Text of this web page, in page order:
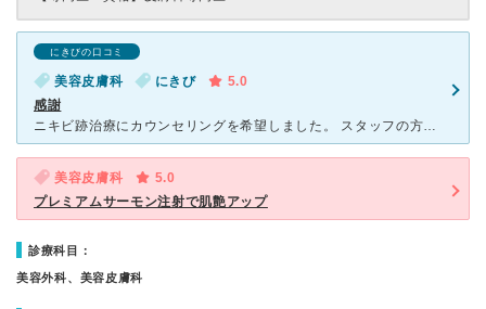
にきびの口コミ
美容皮膚科 にきび
5.0
感謝
ニキビ跡治療にカウンセリングを希望しました。 スタッフの方も丁寧で優しく、先生は知識がとてもあり、すごく熱意を感じました。アップセルとか勧誘もなく、とてもいいクリニックでした。 施術の時も痛み
美容皮膚科
5.0
プレミアムサーモン注射で肌艶アップ
診療科目：
美容外科、美容皮膚科